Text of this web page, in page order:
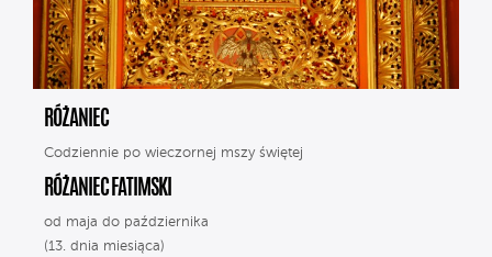
RÓŻANIEC
Codziennie po wieczornej mszy świętej
RÓŻANIEC FATIMSKI
od maja do października
(13. dnia miesiąca)